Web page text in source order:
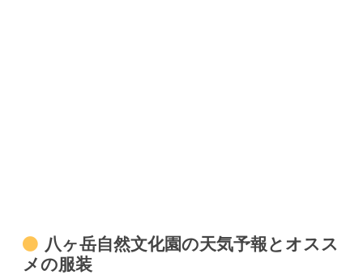
八ヶ岳自然文化園の天気予報とオスス
メの服装